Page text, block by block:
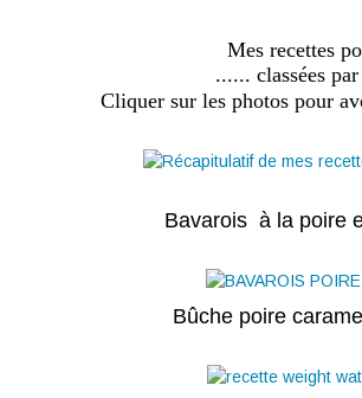
Mes recettes
...... classées
Cliquer sur les photos pour
Bavarois à la poire
Bûche poire